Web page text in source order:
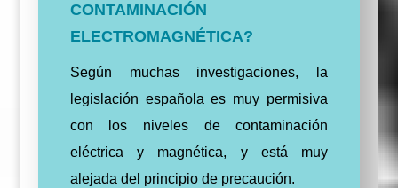
CONTAMINACIÓN
ELECTROMAGNÉTICA?
Según muchas investigaciones, la
legislación española es muy permisiva
con los niveles de contaminación
eléctrica y magnética, y está muy
alejada del principio de precaución.